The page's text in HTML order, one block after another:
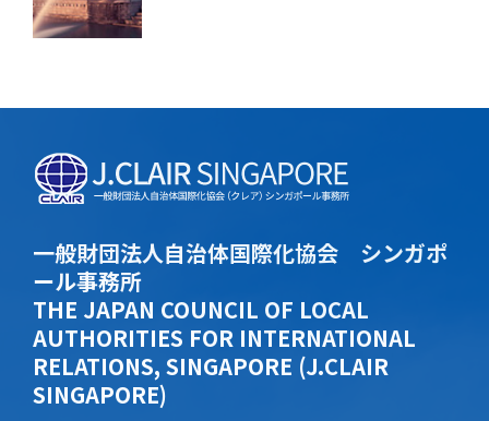
一般財団法人自治体国際化協会 シンガポ
ール事務所
THE JAPAN COUNCIL OF LOCAL
AUTHORITIES FOR INTERNATIONAL
RELATIONS, SINGAPORE (J.CLAIR
SINGAPORE)